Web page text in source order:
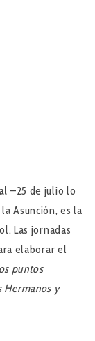
–25 de julio lo
Asunción, es la
Las jornadas
elaborar el
puntos
Hermanos y